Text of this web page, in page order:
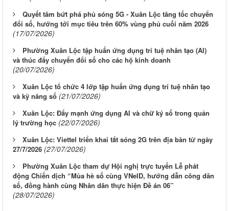
Quyết tâm bứt phá phủ sóng 5G - Xuân Lộc tăng tốc chuyển
đổi số, hướng tới mục tiêu trên 60% vùng phủ cuối năm 2026
(17/07/2026)
Phường Xuân Lộc tập huấn ứng dụng trí tuệ nhân tạo (AI)
và thúc đẩy chuyển đổi số cho các hộ kinh doanh
(20/07/2026)
Xuân Lộc tổ chức 4 lớp tập huấn ứng dụng trí tuệ nhân tạo
và kỹ năng số (21/07/2026)
Xuân Lộc: Đẩy mạnh ứng dụng AI và chữ ký số trong quản
lý trường học (22/07/2026)
Xuân Lộc: Viettel triển khai tắt sóng 2G trên địa bàn từ ngày
27/7/2026 (27/07/2026)
Phường Xuân Lộc tham dự Hội nghị trực tuyến Lễ phát
động Chiến dịch “Mùa hè số cùng VNeID, hướng dẫn công dân
số, đồng hành cùng Nhân dân thực hiện Đề án 06”
(28/07/2026)